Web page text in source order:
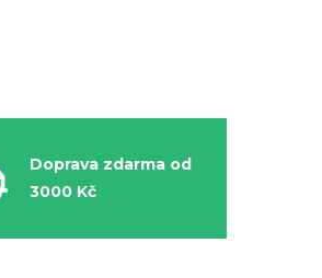
Doprava zdarma od
3000 Kč